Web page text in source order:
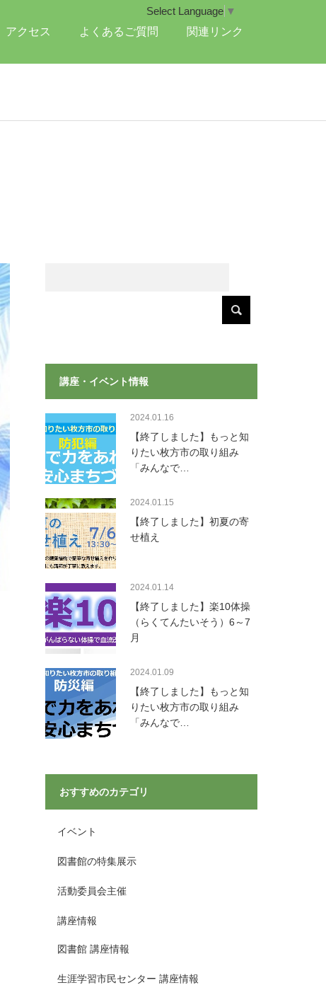
アクセス よくあるご質問 関連リンク
Select Language ▼
講座・イベント情報
2024.01.16
【終了しました】もっと知
りたい枚方市の取り組み
「みんなで…
2024.01.15
【終了しました】初夏の寄
せ植え
2024.01.14
【終了しました】楽10体操
（らくてんたいそう）6～7
月
2024.01.09
【終了しました】もっと知
りたい枚方市の取り組み
「みんなで…
おすすめのカテゴリ
イベント
図書館の特集展示
活動委員会主催
講座情報
図書館 講座情報
生涯学習市民センター 講座情報